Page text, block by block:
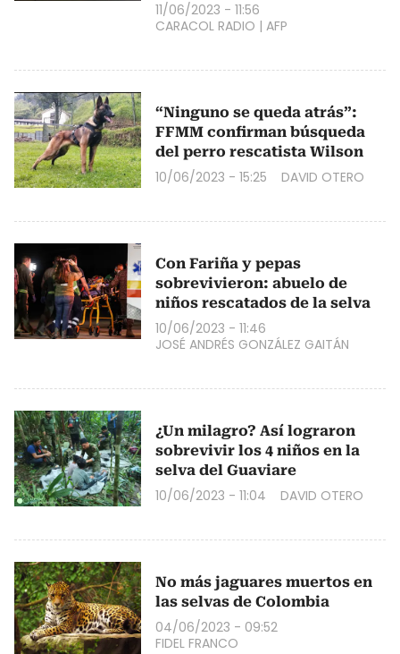
11/06/2023 - 11:56
CARACOL RADIO | AFP
“Ninguno se queda atrás”:
FFMM confirman búsqueda
del perro rescatista Wilson
10/06/2023 - 15:25 DAVID OTERO
Con Fariña y pepas
sobrevivieron: abuelo de
niños rescatados de la selva
10/06/2023 - 11:46
JOSÉ ANDRÉS GONZÁLEZ GAITÁN
¿Un milagro? Así lograron
sobrevivir los 4 niños en la
selva del Guaviare
10/06/2023 - 11:04 DAVID OTERO
No más jaguares muertos en
las selvas de Colombia
04/06/2023 - 09:52
FIDEL FRANCO